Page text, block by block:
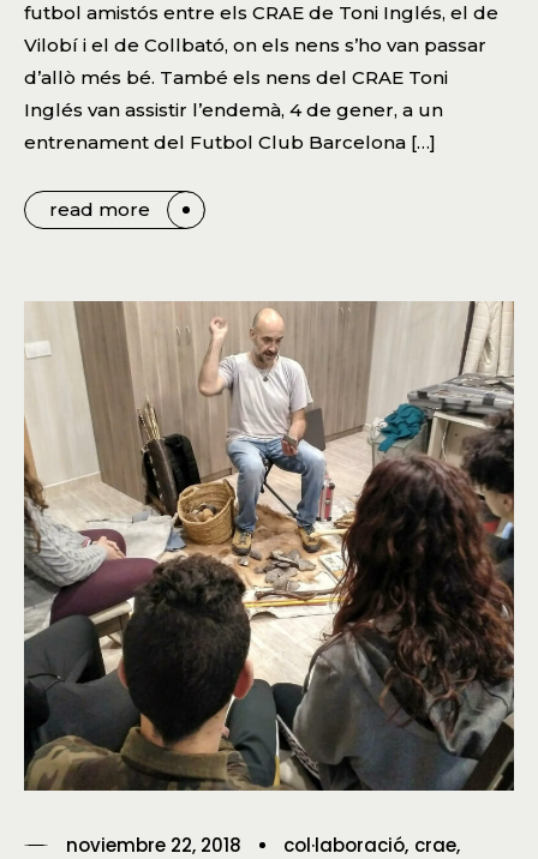
futbol amistós entre els CRAE de Toni Inglés, el de
Vilobí i el de Collbató, on els nens s’ho van passar
d’allò més bé. També els nens del CRAE Toni
Inglés van assistir l’endemà, 4 de gener, a un
entrenament del Futbol Club Barcelona […]
read more
noviembre 22, 2018 col·laboració crae